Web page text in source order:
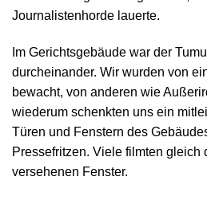
Journalistenhorde lauerte.
Im Gerichtsgebäude war der
durcheinander. Wir wurden von
bewacht, von anderen wie
wiederum schenkten uns ein
Türen und Fenstern des
Pressefritzen. Viele filmten gleich
versehenen Fenster.